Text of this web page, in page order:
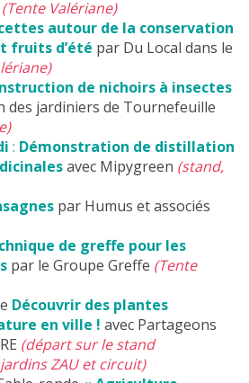
(Tente Valériane)
autour de la conservation
fruits d’été par Du Local dans le
de nichoirs à insectes
des jardiniers de Tournefeuille
: Démonstration de distillation
avec Mipygreen (stand,
par Humus et associés
de greffe pour les
par le Groupe Greffe (Tente
Découvrir des plantes
en ville ! avec Partageons
(départ sur le stand
ZAU et circuit)